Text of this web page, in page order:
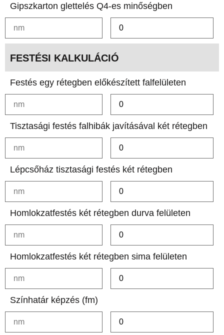
Gipszkarton glettelés Q4-es minőségben
FESTÉSI KALKULÁCIÓ
Festés egy rétegben előkészített falfelületen
Tisztasági festés falhibák javításával két rétegben
Lépcsőház tisztasági festés két rétegben
Homlokzatfestés két rétegben durva felületen
Homlokzatfestés két rétegben sima felületen
Színhatár képzés (fm)